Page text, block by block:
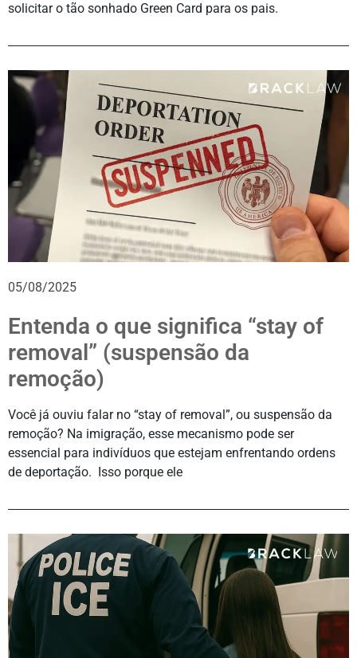
solicitar o tão sonhado Green Card para os pais.
05/08/2025
Entenda o que significa “stay of
removal” (suspensão da
remoção)
Você já ouviu falar no “stay of removal”, ou suspensão da
remoção? Na imigração, esse mecanismo pode ser
essencial para indivíduos que estejam enfrentando ordens
de deportação. Isso porque ele